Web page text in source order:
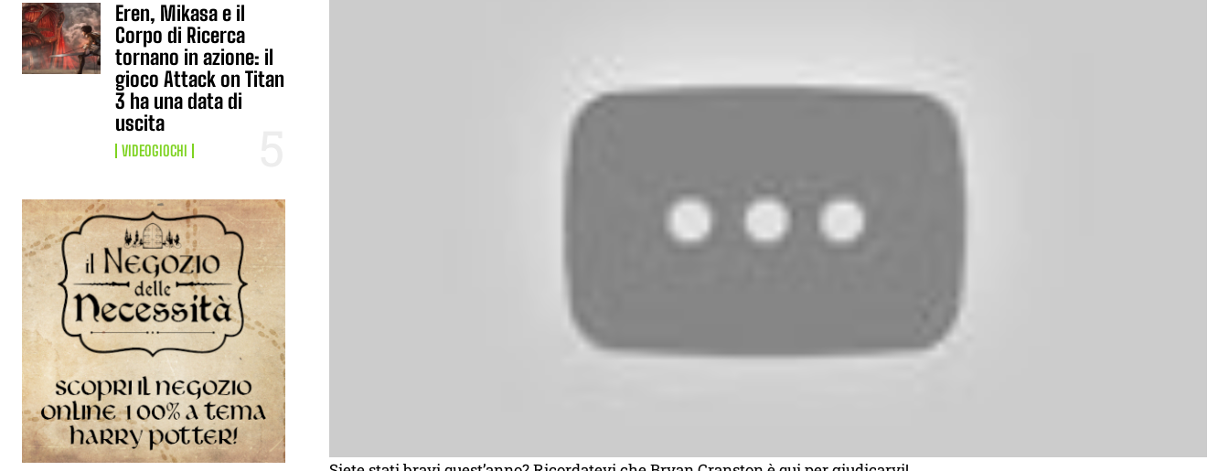
Eren, Mikasa e il
Corpo di Ricerca
tornano in azione: il
gioco Attack on Titan
3 ha una data di
uscita
VIDEOGIOCHI